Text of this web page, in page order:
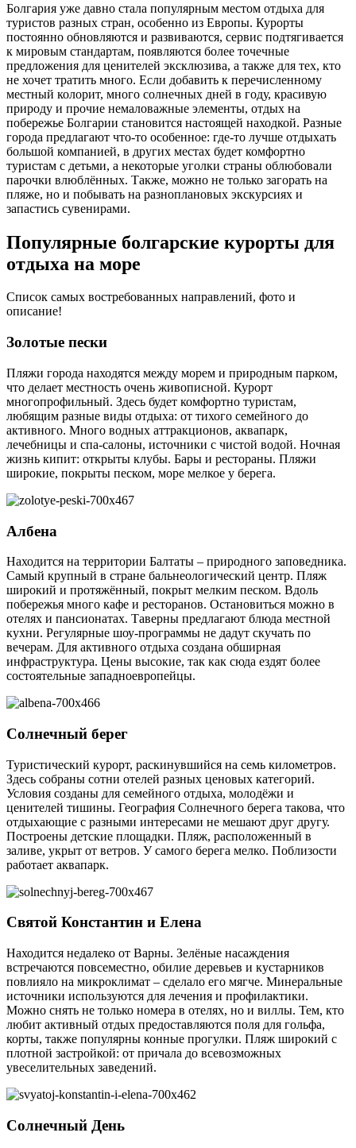
Болгария уже давно стала популярным местом отдыха для
туристов разных стран, особенно из Европы. Курорты
постоянно обновляются и развиваются, сервис подтягивается
к мировым стандартам, появляются более точечные
предложения для ценителей эксклюзива, а также для тех, кто
не хочет тратить много. Если добавить к перечисленному
местный колорит, много солнечных дней в году, красивую
природу и прочие немаловажные элементы, отдых на
побережье Болгарии становится настоящей находкой. Разные
города предлагают что-то особенное: где-то лучше отдыхать
большой компанией, в других местах будет комфортно
туристам с детьми, а некоторые уголки страны облюбовали
парочки влюблённых. Также, можно не только загорать на
пляже, но и побывать на разноплановых экскурсиях и
запастись сувенирами.
Популярные болгарские курорты для
отдыха на море
Список самых востребованных направлений, фото и
описание!
Золотые пески
Пляжи города находятся между морем и природным парком,
что делает местность очень живописной. Курорт
многопрофильный. Здесь будет комфортно туристам,
любящим разные виды отдыха: от тихого семейного до
активного. Много водных аттракционов, аквапарк,
лечебницы и спа-салоны, источники с чистой водой. Ночная
жизнь кипит: открыты клубы. Бары и рестораны. Пляжи
широкие, покрыты песком, море мелкое у берега.
Албена
Находится на территории Балтаты – природного заповедника.
Самый крупный в стране бальнеологический центр. Пляж
широкий и протяжённый, покрыт мелким песком. Вдоль
побережья много кафе и ресторанов. Остановиться можно в
отелях и пансионатах. Таверны предлагают блюда местной
кухни. Регулярные шоу-программы не дадут скучать по
вечерам. Для активного отдыха создана обширная
инфраструктура. Цены высокие, так как сюда ездят более
состоятельные западноевропейцы.
Солнечный берег
Туристический курорт, раскинувшийся на семь километров.
Здесь собраны сотни отелей разных ценовых категорий.
Условия созданы для семейного отдыха, молодёжи и
ценителей тишины. География Солнечного берега такова, что
отдыхающие с разными интересами не мешают друг другу.
Построены детские площадки. Пляж, расположенный в
заливе, укрыт от ветров. У самого берега мелко. Поблизости
работает аквапарк.
Святой Константин и Елена
Находится недалеко от Варны. Зелёные насаждения
встречаются повсеместно, обилие деревьев и кустарников
повлияло на микроклимат – сделало его мягче. Минеральные
источники используются для лечения и профилактики.
Можно снять не только номера в отелях, но и виллы. Тем, кто
любит активный отдых предоставляются поля для гольфа,
корты, также популярны конные прогулки. Пляж широкий с
плотной застройкой: от причала до всевозможных
увеселительных заведений.
Солнечный День